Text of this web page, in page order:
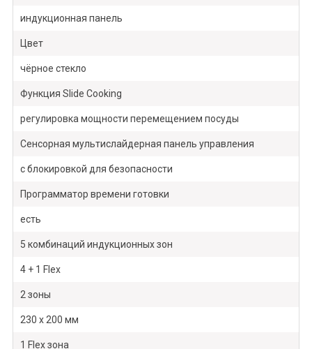
индукционная панель
Цвет
чёрное стекло
Функция Slide Cooking
регулировка мощности перемещением посуды
Сенсорная мультислайдерная панель управления
с блокировкой для безопасности
Программатор времени готовки
есть
5 комбинаций индукционных зон
4 + 1 Flex
2 зоны
230 x 200 мм
1 Flex зона